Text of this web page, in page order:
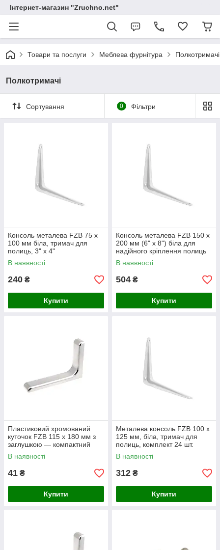
Інтернет-магазин "Zruchno.net"
Товари та послуги Меблева фурнітура Полкотримачі
Полкотримачі
Сортування 0 Фільтри
Консоль металева FZB 75 х
100 мм біла, тримач для
полиць, 3" х 4"
В наявності
240 ₴
Купити
Консоль металева FZB 150 х
200 мм (6" х 8") біла для
надійного кріплення полиць
В наявності
504 ₴
Купити
Пластиковий хромований
куточок FZB 115 x 180 мм з
заглушкою — компактний
тримач для полиць
В наявності
41 ₴
Купити
Металева консоль FZB 100 х
125 мм, біла, тримач для
полиць, комплект 24 шт.
В наявності
312 ₴
Купити